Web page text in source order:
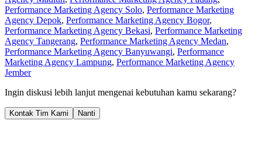
Performance Marketing Agency Solo, Performance Marketing
Agency Depok, Performance Marketing Agency Bogor,
Performance Marketing Agency Bekasi, Performance Marketing
Agency Tangerang, Performance Marketing Agency Medan,
Performance Marketing Agency Banyuwangi, Performance
Marketing Agency Lampung, Performance Marketing Agency
Jember
Ingin diskusi lebih lanjut mengenai kebutuhan kamu sekarang?
Kontak Tim Kami Nanti